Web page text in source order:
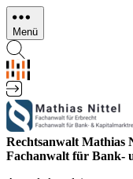
Direkt
zum
Inhalt
Menü
Rechtsanwalt Mathias
Fachanwalt für Bank-